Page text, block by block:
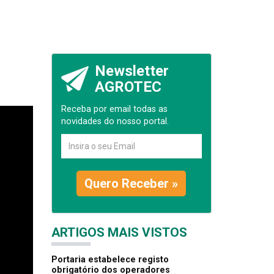
Newsletter
AGROTEC
Receba por email todas as
novidades do nosso portal.
Quero Receber »
ARTIGOS MAIS VISTOS
Portaria estabelece registo
obrigatório dos operadores